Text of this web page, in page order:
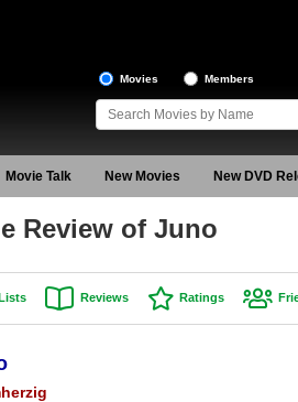
Movies Members
Movie Talk New Movies New DVD
Review of Juno
Reviews Ratings